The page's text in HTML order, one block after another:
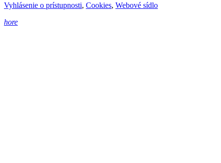
Vyhlásenie o prístupnosti, Cookies, Webové sídlo
hore